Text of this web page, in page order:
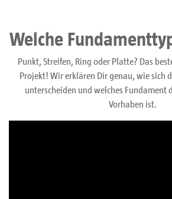
Welche
Punkt, Streifen, Ring oder Platte? Das
Projekt! Wir erklären Dir genau, wie sich
unterscheiden und welches Fundament
Vorhaben ist.